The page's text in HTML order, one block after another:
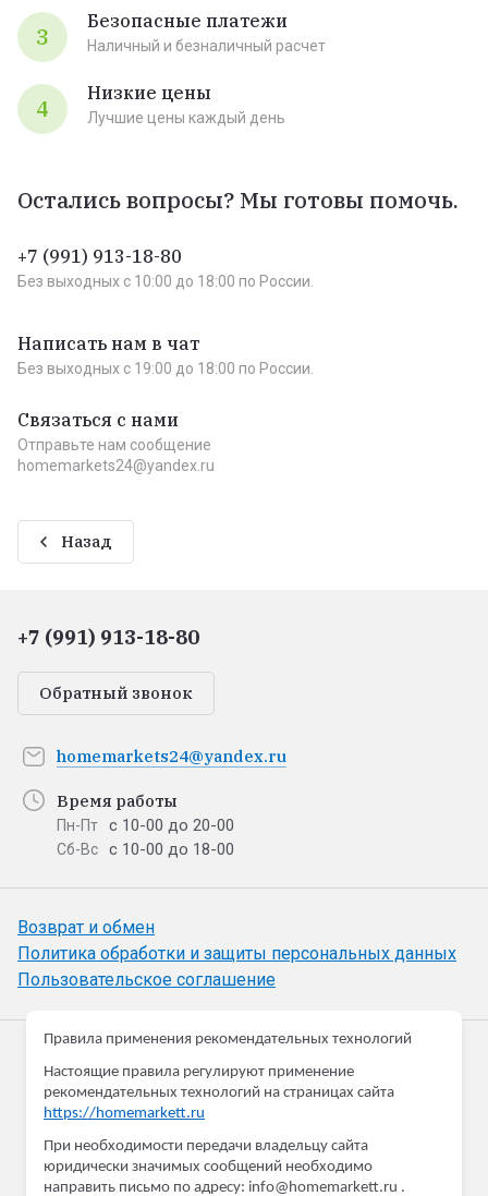
3
Безопасные платежи
Наличный и безналичный расчет
4
Низкие цены
Лучшие цены каждый день
Остались вопросы? Мы готовы помочь.
+7 (991) 913-18-80
Без выходных c 10:00 до 18:00 по России.
Написать нам в чат
Без выходных c 19:00 до 18:00 по России.
Связаться с нами
Отправьте нам сообщение
homemarkets24@yandex.ru
Назад
+7 (991) 913-18-80
Обратный звонок
homemarkets24@yandex.ru
Время работы
Пн-Пт с 10-00 до 20-00
Сб-Вс с 10-00 до 18-00
Возврат и обмен
Политика обработки и защиты персональных данных
Пользовательское соглашение
Товары для дома и дачи
Принимаем к оплате
Правила применения рекомендательных технологий
Настоящие правила регулируют применение
рекомендательных технологий на страницах сайта
https://homemarkett.ru
При необходимости передачи владельцу сайта
юридически значимых сообщений необходимо
направить письмо по адресу: info@homemarkett.ru .